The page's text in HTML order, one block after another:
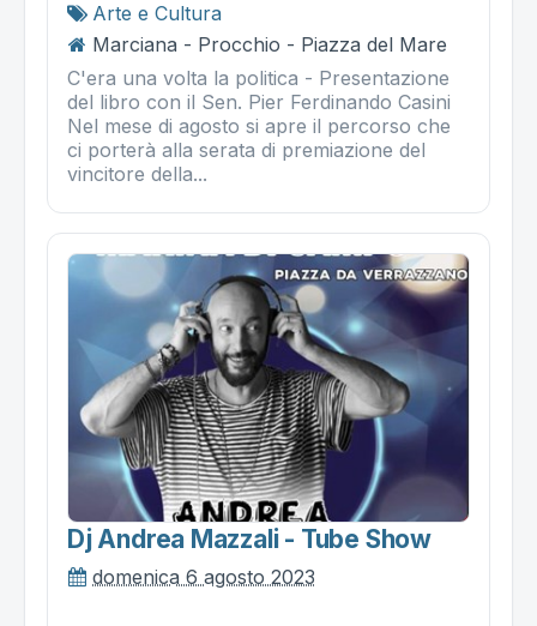
Arte e Cultura
Marciana - Procchio - Piazza del Mare
C'era una volta la politica - Presentazione
del libro con il Sen. Pier Ferdinando Casini
Nel mese di agosto si apre il percorso che
ci porterà alla serata di premiazione del
vincitore della...
Dj Andrea Mazzali - Tube Show
domenica 6 agosto 2023